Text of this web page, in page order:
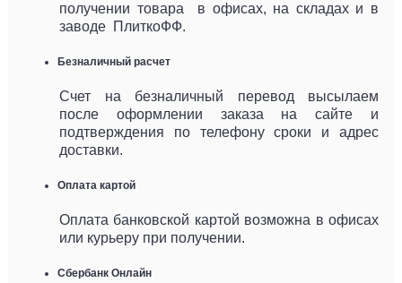
получении товара в офисах, на складах и в
заводе ПлиткоФФ.
Безналичный расчет
Счет на безналичный перевод высылаем
после оформлении заказа на сайте и
подтверждения по телефону сроки и адрес
доставки.
Оплата картой
Оплата банковской картой возможна в офисах
или курьеру при получении.
Сбербанк Онлайн